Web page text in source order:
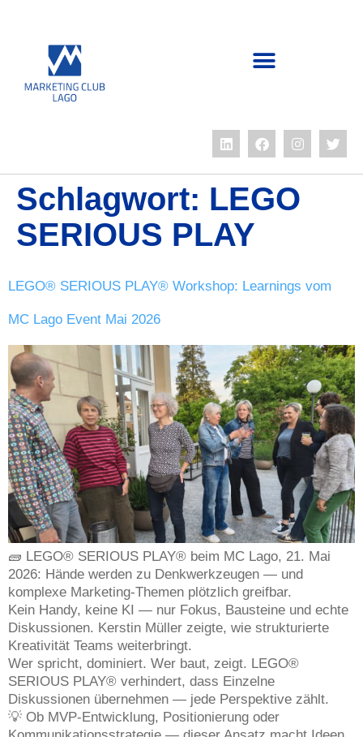
Schlagwort: LEGO
SERIOUS PLAY
LEGO® SERIOUS PLAY® Workshop: Learnings vom
MC Lago Event Mai 2026
🧱 LEGO® SERIOUS PLAY® beim MC Lago, 21. Mai
2026: Hände werden zu Denkwerkzeugen — und
komplexe Marketing-Themen plötzlich greifbar.
Kein Handy, keine KI — nur Fokus, Bausteine und echte
Diskussionen. Kerstin Müller zeigte, wie strukturierte
Kreativität Teams weiterbringt.
Wer spricht, dominiert. Wer baut, zeigt. LEGO®
SERIOUS PLAY® verhindert, dass Einzelne
Diskussionen übernehmen — jede Perspektive zählt.
💡 Ob MVP-Entwicklung, Positionierung oder